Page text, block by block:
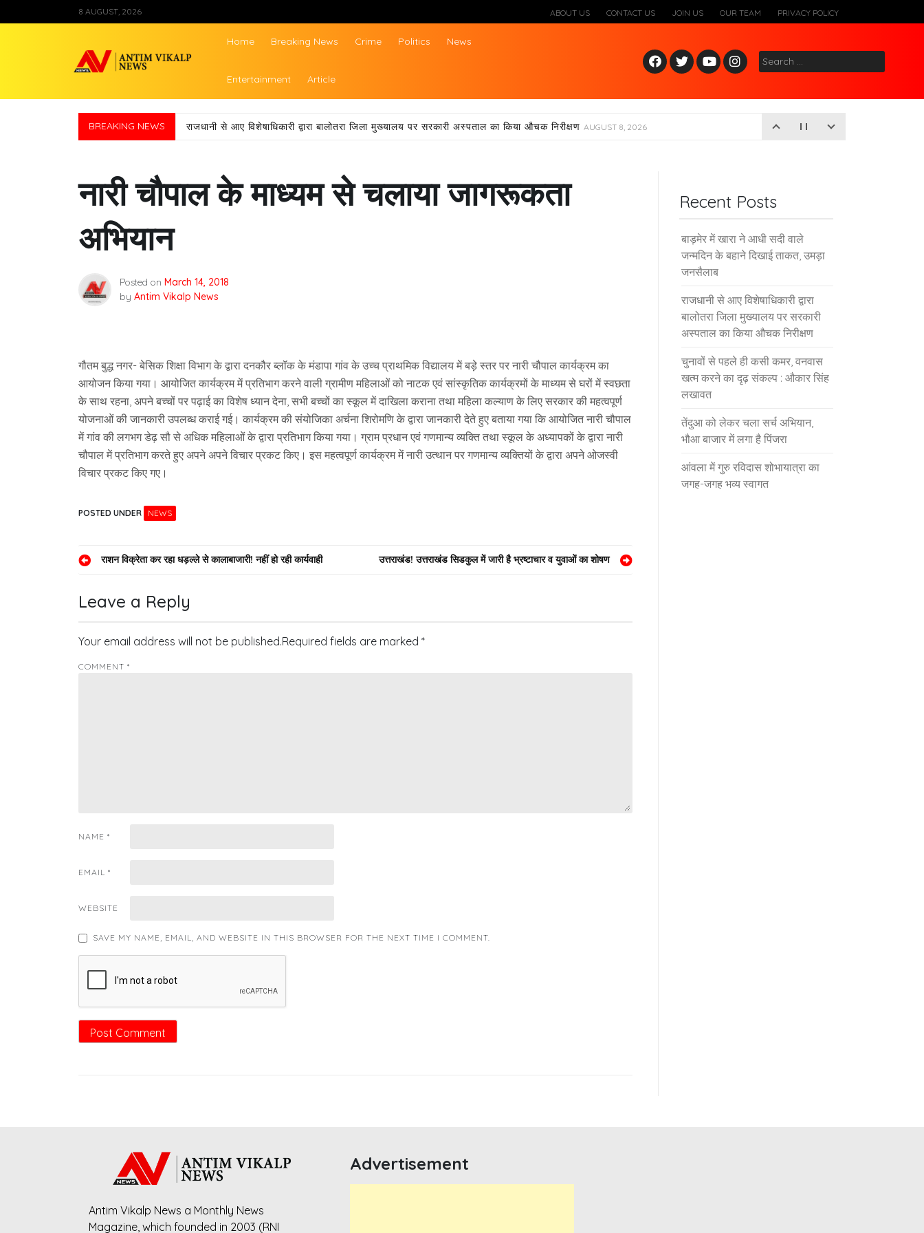
to
8 AUGUST, 2026 ABOUT US CONTACT US JOIN US OUR TEAM PRIVACY POLICY
Antim Vikalp News
Home Breaking News Crime Politics News
Entertainment Article
Fac
ebo
Twitt
er
Yout
ube
Inst
agr
Search
for:
BREAKING NEWS राजधानी से आए विशेषाधिकारी द्वारा बालोतरा जिला मुख्यालय पर सरकारी अस्पताल का किया औचक निरीक्षण AUGUST 8, 2026
नारी चौपाल के माध्यम से चलाया जागरूकता
अभियान
Posted on March 14, 2018
by Antim Vikalp News
गौतम बुद्ध नगर- बेसिक शिक्षा विभाग के द्वारा दनकौर ब्लॉक के मंडापा गांव के उच्च प्राथमिक विद्यालय में बड़े स्तर पर नारी चौपाल कार्यक्रम का
आयोजन किया गया। आयोजित कार्यक्रम में प्रतिभाग करने वाली ग्रामीण महिलाओं को नाटक एवं सांस्कृतिक कार्यक्रमों के माध्यम से घरों में स्वछता
के साथ रहना, अपने बच्चों पर पढ़ाई का विशेष ध्यान देना, सभी बच्चों का स्कूल में दाखिला कराना तथा महिला कल्याण के लिए सरकार की महत्वपूर्ण
योजनाओं की जानकारी उपलब्ध कराई गई। कार्यक्रम की संयोजिका अर्चना शिरोमणि के द्वारा जानकारी देते हुए बताया गया कि आयोजित नारी चौपाल
में गांव की लगभग डेढ़ सौ से अधिक महिलाओं के द्वारा प्रतिभाग किया गया। ग्राम प्रधान एवं गणमान्य व्यक्ति तथा स्कूल के अध्यापकों के द्वारा नारी
चौपाल में प्रतिभाग करते हुए अपने अपने विचार प्रकट किए। इस महत्वपूर्ण कार्यक्रम में नारी उत्थान पर गणमान्य व्यक्तियों के द्वारा अपने ओजस्वी
विचार प्रकट किए गए।
POSTED UNDER NEWS
Post
navigation
राशन विक्रेता कर रहा धड़ल्ले से कालाबाजारी! नहीं हो रही कार्यवाही उत्तराखंड! उत्तराखंड सिडकुल में जारी है भ्रष्टाचार व युवाओं का शोषण
Leave a Reply
Your email address will not be published.Required fields are marked *
COMMENT *
NAME *
EMAIL *
WEBSITE
SAVE MY NAME, EMAIL, AND WEBSITE IN THIS BROWSER FOR THE NEXT TIME I COMMENT.
Recent Posts
बाड़मेर में खारा ने आधी सदी वाले
जन्मदिन के बहाने दिखाई ताकत, उमड़ा
जनसैलाब
राजधानी से आए विशेषाधिकारी द्वारा
बालोतरा जिला मुख्यालय पर सरकारी
अस्पताल का किया औचक निरीक्षण
चुनावों से पहले ही कसी कमर, वनवास
खत्म करने का दृढ़ संकल्प : औकार सिंह
लखावत
तेंदुआ को लेकर चला सर्च अभियान,
भौआ बाजार में लगा है पिंजरा
आंवला में गुरु रविदास शोभायात्रा का
जगह-जगह भव्य स्वागत
Antim Vikalp News a Monthly News
Magazine, which founded in 2003 (RNI
Advertisement